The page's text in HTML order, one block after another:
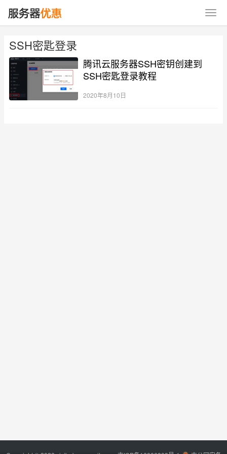
SSH密匙登录
腾讯云服务器SSH密钥创建到
SSH密匙登录教程
2020年8月10日